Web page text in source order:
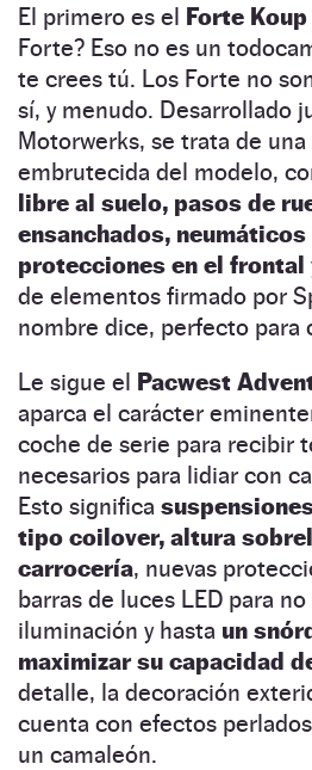
El primero es el Forte
Forte? Eso no es un
te crees tú. Los Forte no
sí, y menudo. Desarrollado
Motorwerks, se trata de una
embrutecida del modelo,
libre al suelo, pasos de
ensanchados,
protecciones en el frontal
de elementos firmado por
nombre dice, perfecto para
Le sigue el Pacwest
aparca el carácter
coche de serie para recibir
necesarios para lidiar con
Esto significa
tipo coilover, altura
carrocería, nuevas
barras de luces LED para
iluminación y hasta un
maximizar su capacidad
detalle, la decoración
cuenta con efectos
un camaleón.